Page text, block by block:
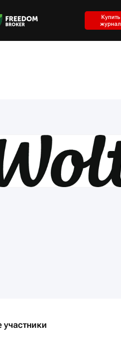
Купить
журнал
участники